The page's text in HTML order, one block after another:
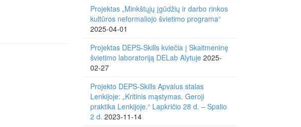
Projektas „Minkštųjų įgūdžių ir darbo rinkos
kultūros neformaliojo švietimo programa“
2025-04-01
Projektas DEPS-Skills kviečia į Skaitmeninę
švietimo laboratoriją DELab Alytuje 2025-
02-27
Projekto DEPS-Skills Apvalus stalas
Lenkijoje: „Kritinis mąstymas. Geroji
praktika Lenkijoje.“ Lapkričio 28 d. – Spalio
2 d. 2023-11-14